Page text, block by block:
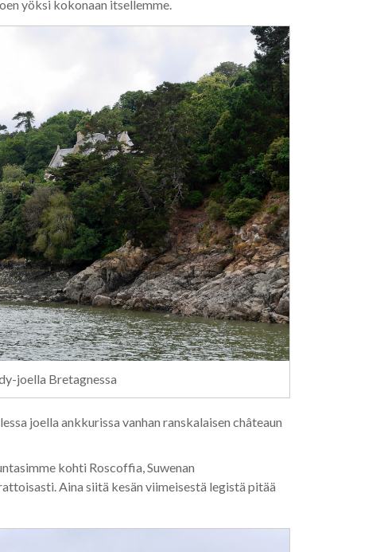
yöksi kokonaan itsellemme.
joella Bretagnessa
joella ankkurissa vanhan ranskalaisen châteaun
kohti Roscoffia, Suwenan
Aina siitä kesän viimeisestä legistä pitää